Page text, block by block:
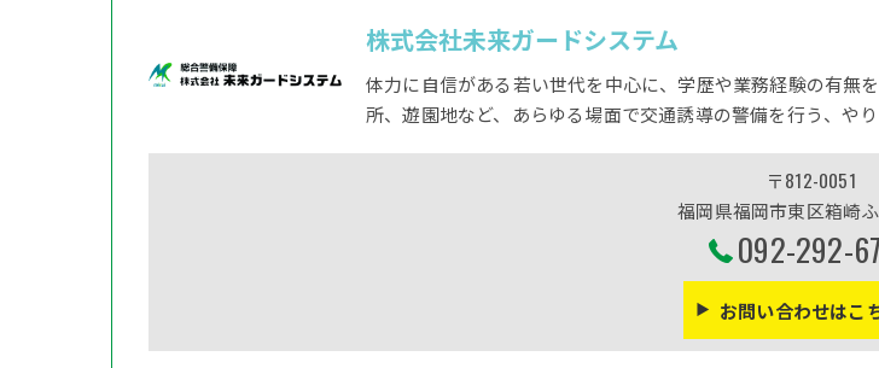
株式会社未来ガードシステム
体力に自信がある若い世代を中心に、学歴や業務経験の有無
所、遊園地など、あらゆる場面で交通誘導の警備を行う、や
〒812-0051
福岡県福岡市東区箱崎
092-292-
お問い合わせはこ